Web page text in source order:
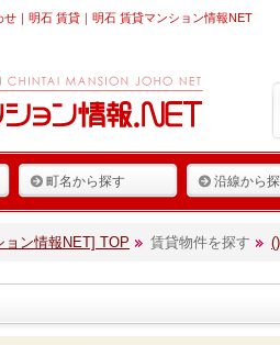
せ｜明石 賃貸｜明石 賃貸マンション情報NET
町名から探す 沿線から
ョン情報NET] TOP 賃貸物件を探す